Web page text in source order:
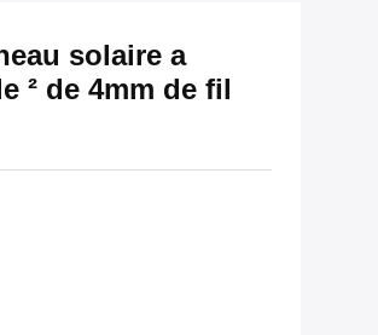
solaire a
² de 4mm de fil